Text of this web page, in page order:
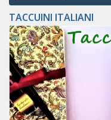
TACCUINI ITALIANI